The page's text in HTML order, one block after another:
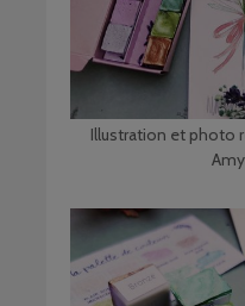
Illustration et photo